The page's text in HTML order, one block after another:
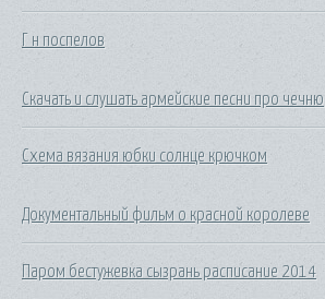
Г н поспелов
Скачать и слушать армейские песни про чечню
Схема вязания юбки солнце крючком
Документальный фильм о красной королеве
Паром бестужевка сызрань расписание 2014